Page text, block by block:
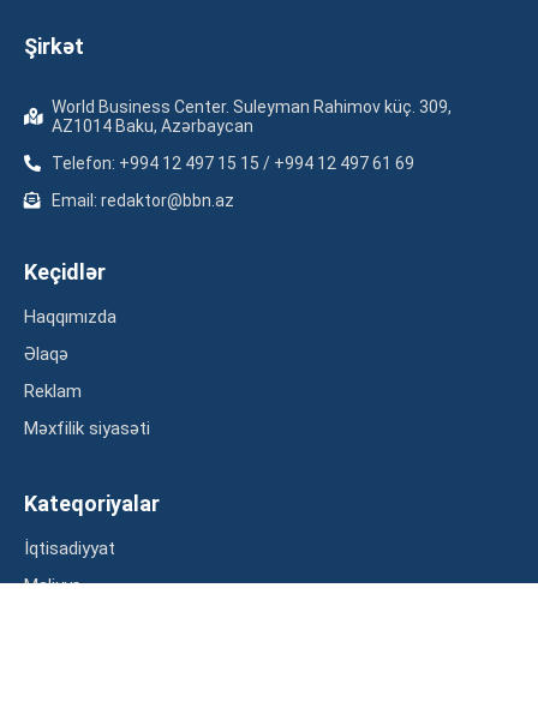
Şirkət
World Business Center. Suleyman Rahimov küç. 309,
AZ1014 Baku, Azərbaycan
Telefon: +994 12 497 15 15 / +994 12 497 61 69
Email: redaktor@bbn.az
Keçidlər
Haqqımızda
Əlaqə
Reklam
Məxfilik siyasəti
Kateqoriyalar
İqtisadiyyat
Maliyyə